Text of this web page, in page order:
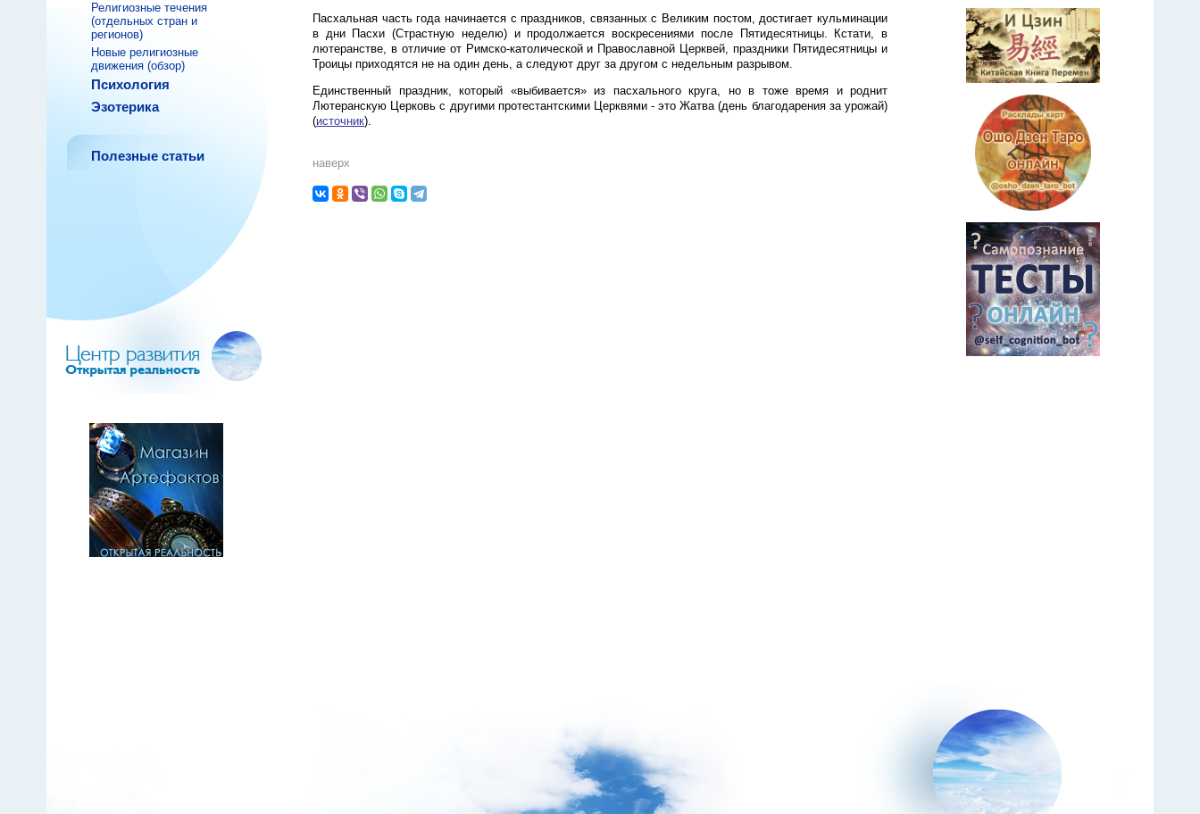
Религиозные течения
(отдельных стран и
регионов)
Новые религиозные
движения (обзор)
Психология
Эзотерика
Полезные статьи
Пасхальная часть года начинается с праздников, связанных с Великим постом, достигает кульминации
в дни Пасхи (Страстную неделю) и продолжается воскресениями после Пятидесятницы. Кстати, в
лютеранстве, в отличие от Римско-католической и Православной Церквей, праздники Пятидесятницы и
Троицы приходятся не на один день, а следуют друг за другом с недельным разрывом.
Единственный праздник, который «выбивается» из пасхального круга, но в тоже время и роднит
Лютеранскую Церковь с другими протестантскими Церквями - это Жатва (день благодарения за урожай)
(источник).
наверх